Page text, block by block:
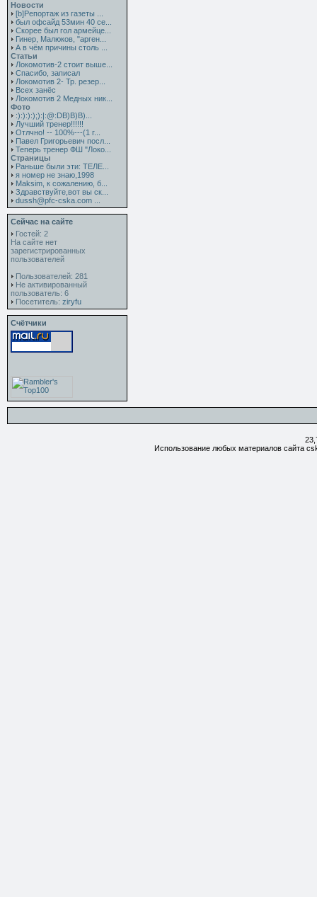
Новости
[b]Репортаж из газеты ...
был офсайд 53мин 40 се...
Скорее был гол армейце...
Гинер, Малюков, "арген...
А в чём причины столь ...
Статьи
Локомотив-2 стоит выше...
Спасибо, записал
Локомотив 2- Тр. резер...
Всех занёс
Локомотив 2 Медных ник...
Фото
:):):):);):|:@:DB)B)B)...
Лучший тренер!!!!!!
Отлчно! -- 100%---(1 г...
Павел Григорьевич посл...
Теперь тренер ФШ "Локо...
Страницы
Раньше были эти: ТЕЛЕ...
я номер не знаю,1998
Maksim, к сожалению, б...
Здравствуйте,вот вы ск...
dussh@pfc-cska.com ...
Сейчас на сайте
Гостей: 2
На сайте нет
зарегистрированных
пользователей
Пользователей: 281
Не активированный
пользователь: 6
Посетитель: ziryfu
Счётчики
Использование любых материалов сайта